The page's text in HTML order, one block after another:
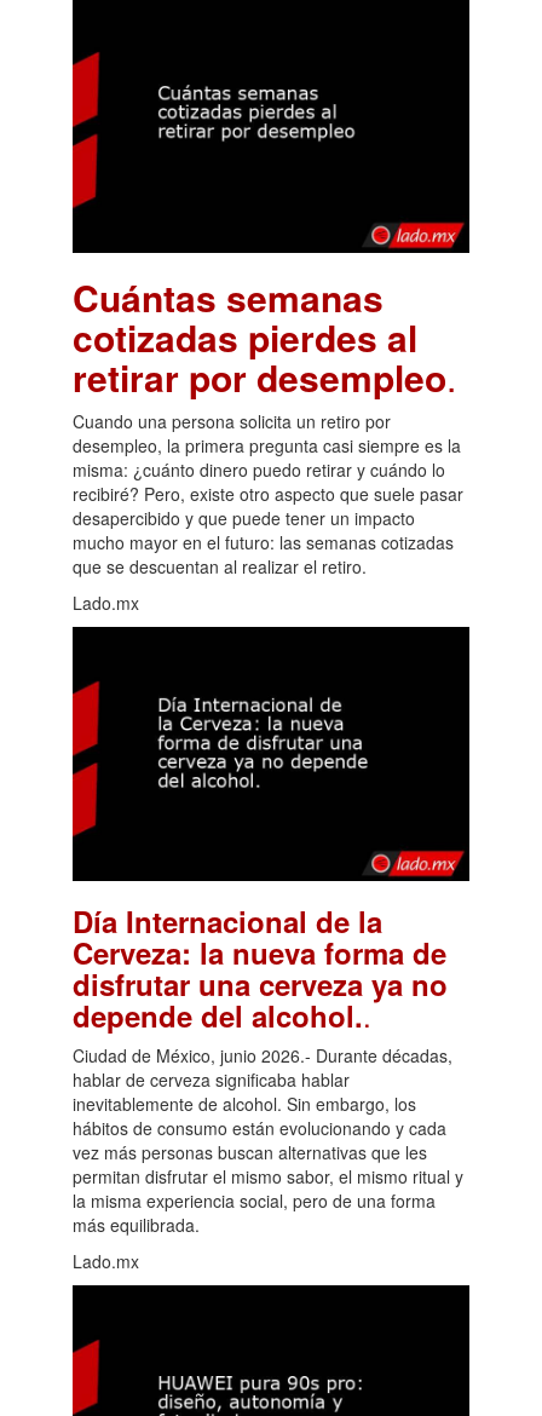
Cuántas semanas
cotizadas pierdes al
retirar por desempleo.
Cuando una persona solicita un retiro por
desempleo, la primera pregunta casi siempre es la
misma: ¿cuánto dinero puedo retirar y cuándo lo
recibiré? Pero, existe otro aspecto que suele pasar
desapercibido y que puede tener un impacto
mucho mayor en el futuro: las semanas cotizadas
que se descuentan al realizar el retiro.
Lado.mx
Día Internacional de la
Cerveza: la nueva forma de
disfrutar una cerveza ya no
depende del alcohol..
Ciudad de México, junio 2026.- Durante décadas,
hablar de cerveza significaba hablar
inevitablemente de alcohol. Sin embargo, los
hábitos de consumo están evolucionando y cada
vez más personas buscan alternativas que les
permitan disfrutar el mismo sabor, el mismo ritual y
la misma experiencia social, pero de una forma
más equilibrada.
Lado.mx